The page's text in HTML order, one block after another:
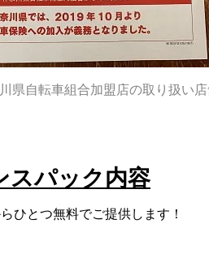
県自転車組合加盟店の取り扱い店
スパック内容
ひとつ無料でご提供します！